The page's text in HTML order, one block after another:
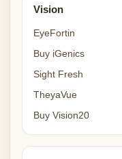
Vision
EyeFortin
Buy iGenics
Sight Fresh
TheyaVue
Buy Vision20